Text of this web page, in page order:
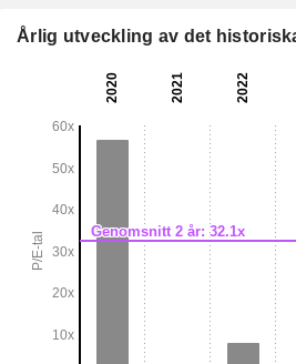
Årlig utveckling av det